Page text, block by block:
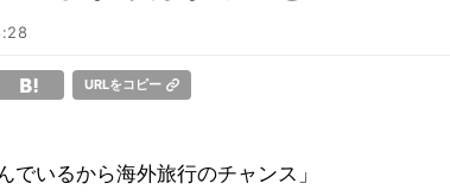
URLをコピー
でいるから海外旅行のチャンス」